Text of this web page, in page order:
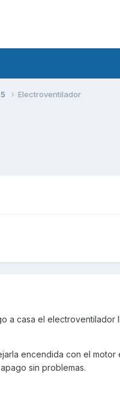
Electroventilador
a casa el electroventilador
encendida con el
sin problemas.